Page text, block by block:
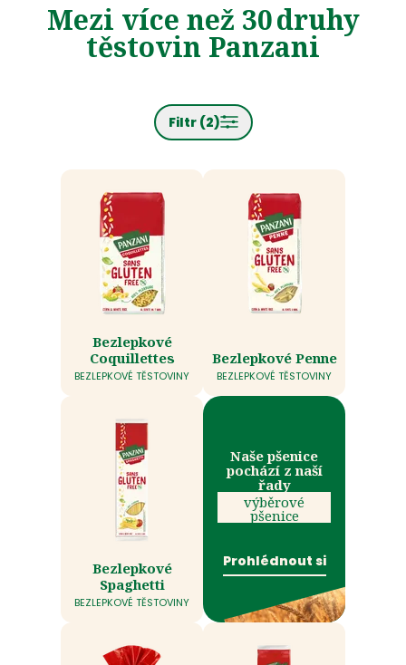
Mezi více než 30 druhy
těstovin Panzani
Filtr (2)
Bezlepkové
Coquillettes
BEZLEPKOVÉ TĚSTOVINY
Bezlepkové Penne
BEZLEPKOVÉ TĚSTOVINY
Bezlepkové
Spaghetti
BEZLEPKOVÉ TĚSTOVINY
Naše pšenice
pochází z naší
řady
výběrové
pšenice
Prohlédnout si